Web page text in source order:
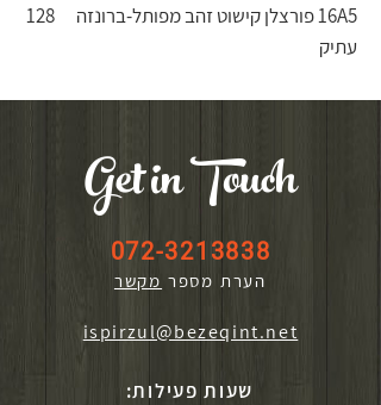
16A5 פורצלן קישוט זהב מפותל-ברונזה
עתיק
128
Get in Touch
072-3213838
הערת מספר מקשר
ispirzul@bezeqint.net
שעות פעילות: